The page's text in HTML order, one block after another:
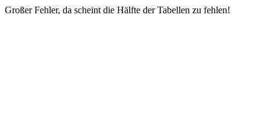
Großer Fehler, da scheint die Hälfte der Tabellen zu fehlen!